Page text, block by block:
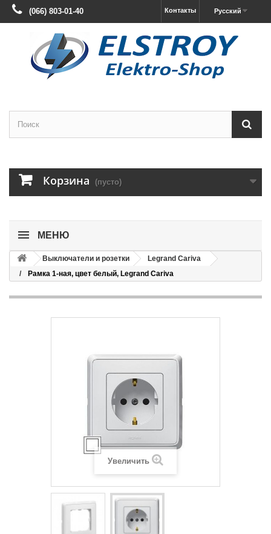
Русский
Контакты
(066) 803-01-40
Корзина (пусто)
МЕНЮ
Выключатели и розетки
Legrand Cariva
Рамка 1-ная, цвет белый, Legrand Cariva
Увеличить